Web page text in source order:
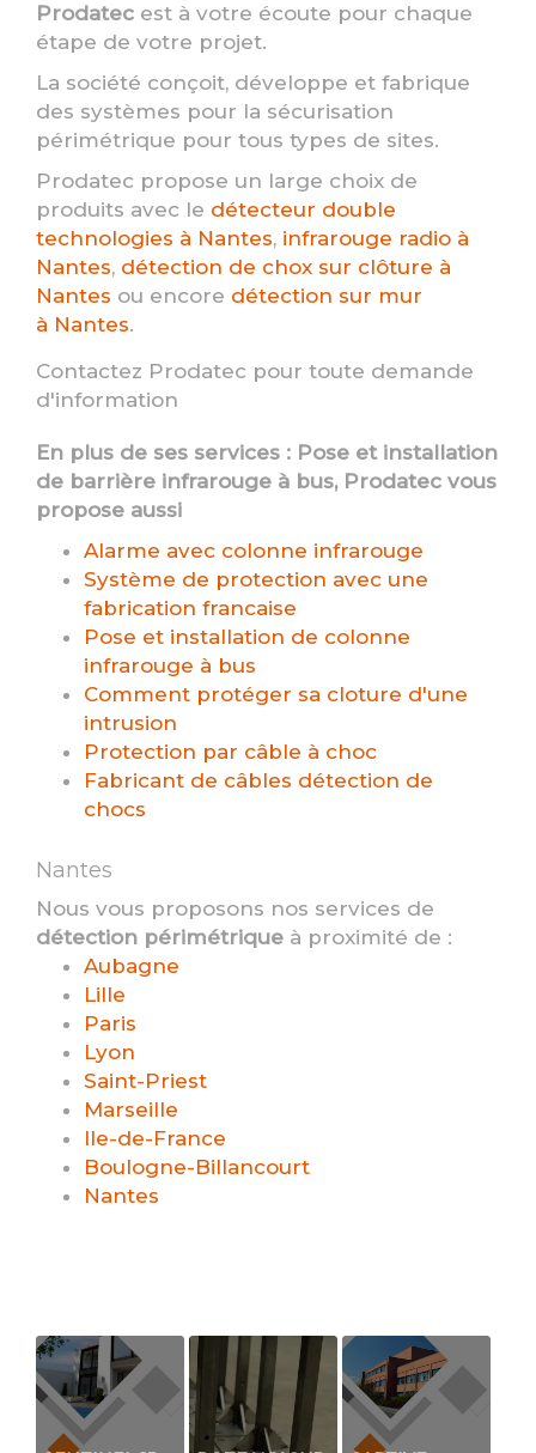
Prodatec est à votre écoute pour chaque
étape de votre projet.
La société conçoit, développe et fabrique
des systèmes pour la sécurisation
périmétrique pour tous types de sites.
Prodatec propose un large choix de
produits avec le détecteur double
technologies à Nantes, infrarouge radio à
Nantes, détection de chox sur clôture à
Nantes ou encore détection sur mur
à Nantes.
Contactez Prodatec pour toute demande
d'information
En plus de ses services : Pose et installation
de barrière infrarouge à bus, Prodatec vous
propose aussi
Alarme avec colonne infrarouge
Système de protection avec une
fabrication francaise
Pose et installation de colonne
infrarouge à bus
Comment protéger sa cloture d'une
intrusion
Protection par câble à choc
Fabricant de câbles détection de
chocs
Nantes
Nous vous proposons nos services de
détection périmétrique à proximité de :
Aubagne
Lille
Paris
Lyon
Saint-Priest
Marseille
Ile-de-France
Boulogne-Billancourt
Nantes